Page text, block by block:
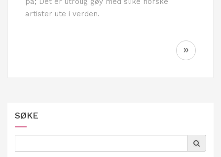
artister ute i verden.
»
SØKE
for: